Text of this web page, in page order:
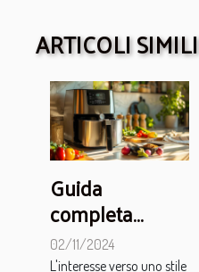
ARTICOLI SIMILI
Guida
completa
all'acquisto di
02/11/2024
L'interesse verso uno stile